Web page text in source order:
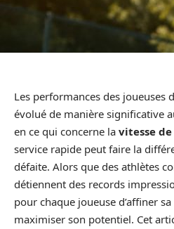
Les performances des joueuses
évolué de manière significative
en ce qui concerne la vitesse
service rapide peut faire la
défaite. Alors que des athlètes
détiennent des records
pour chaque joueuse d’affiner
maximiser son potentiel. Cet